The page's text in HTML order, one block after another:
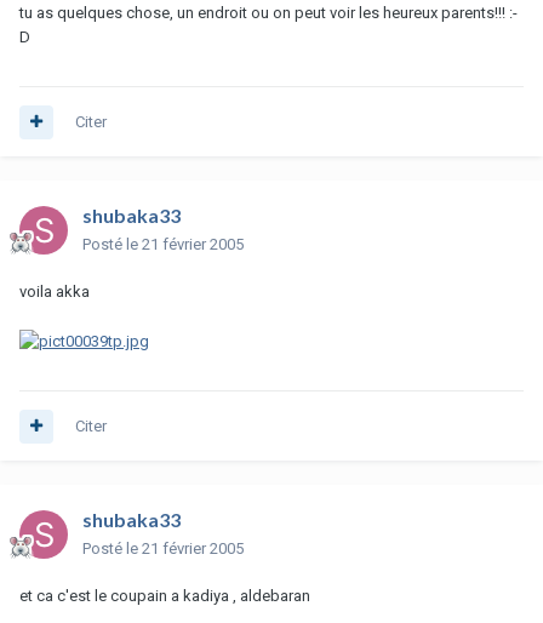
tu as quelques chose, un endroit ou on peut voir les heureux parents!!! :-
D
Citer
shubaka33
Posté le 21 février 2005
voila akka
Citer
shubaka33
Posté le 21 février 2005
et ca c'est le coupain a kadiya , aldebaran